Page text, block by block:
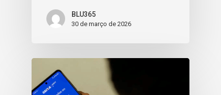
BLU365
30 de março de 2026